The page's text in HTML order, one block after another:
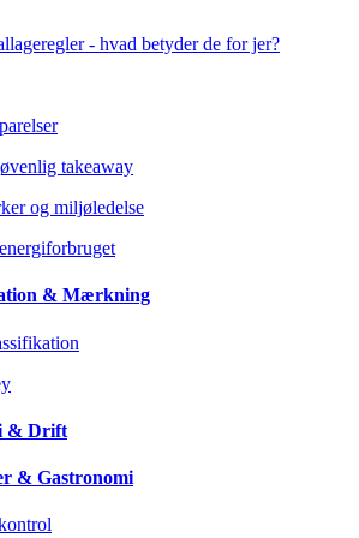
- hvad betyder de for jer?
takeaway
og miljøledelse
& Mærkning
& Drift
& Gastronomi